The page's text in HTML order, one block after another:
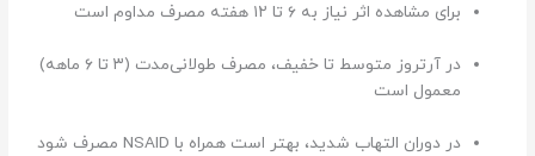
برای مشاهده اثر نیاز به ۶ تا ۱۲ هفته مصرف مداوم است
در آرتروز متوسط تا خفیف، مصرف طولانی‌مدت (۳ تا ۶ ماهه)
معمول است
در دوران التهاب شدید، بهتر است همراه با NSAID مصرف شود